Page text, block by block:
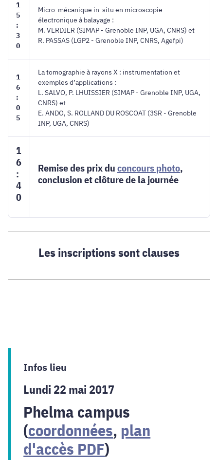
1
5
:
3
0
Micro-mécanique in-situ en microscopie
électronique à balayage :
M. VERDIER (SIMAP - Grenoble INP, UGA, CNRS) et
R. PASSAS (LGP2 - Grenoble INP, CNRS, Agefpi)
1
6
:
0
5
La tomographie à rayons X : instrumentation et
exemples d’applications :
L. SALVO, P. LHUISSIER (SIMAP - Grenoble INP, UGA,
CNRS) et
E. ANDO, S. ROLLAND DU ROSCOAT (3SR - Grenoble
INP, UGA, CNRS)
1
6
:
4
0
Remise des prix duconcours photo,
conclusion et clôture de la journée
Les inscriptions sont clauses
Infos lieu
Lundi 22 mai 2017
Phelma campus
(coordonnées, plan
d'accès PDF)